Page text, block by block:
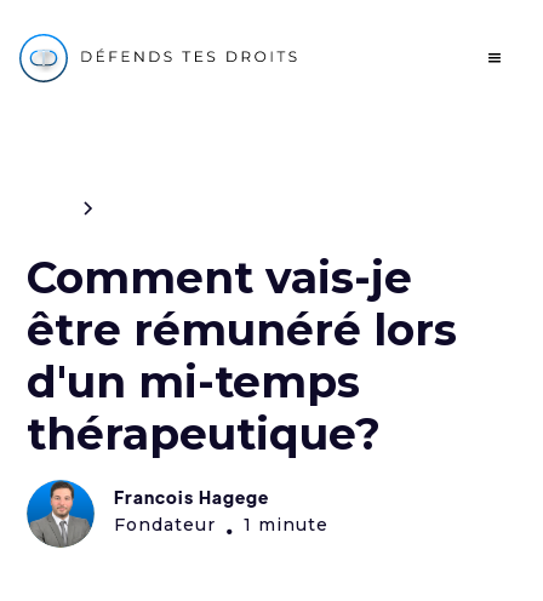
Comment vais-je
être rémunéré lors
d'un mi-temps
thérapeutique?
Francois Hagege
Fondateur • 1 minute